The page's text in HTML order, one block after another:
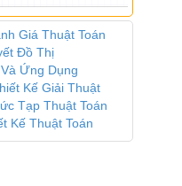
Giá Thuật Toán
Đồ Thị
Ứng Dụng
Kế Giải Thuật
Tạp Thuật Toán
Kế Thuật Toán